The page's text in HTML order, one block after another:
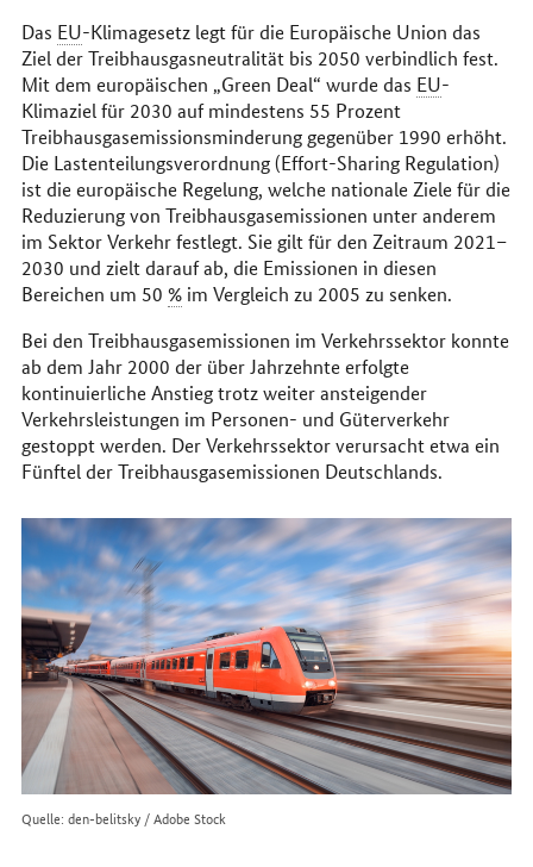
Das EU-Klimagesetz legt für die Europäische Union das
Ziel der Treibhausgasneutralität bis 2050 verbindlich fest.
Mit dem europäischen „Green Deal“ wurde das EU-
Klimaziel für 2030 auf mindestens 55 Prozent
Treibhausgasemissionsminderung gegenüber 1990 erhöht.
Die Lastenteilungsverordnung (Effort-Sharing Regulation)
ist die europäische Regelung, welche nationale Ziele für die
Reduzierung von Treibhausgasemissionen unter anderem
im Sektor Verkehr festlegt. Sie gilt für den Zeitraum 2021–
2030 und zielt darauf ab, die Emissionen in diesen
Bereichen um 50 %im Vergleich zu 2005 zu senken.
Bei den Treibhausgasemissionen im Verkehrssektor konnte
ab dem Jahr 2000 der über Jahrzehnte erfolgte
kontinuierliche Anstieg trotz weiter ansteigender
Verkehrsleistungen im Personen- und Güterverkehr
gestoppt werden. Der Verkehrssektor verursacht etwa ein
Fünftel der Treibhausgasemissionen Deutschlands.
Quelle: den-belitsky / Adobe Stock